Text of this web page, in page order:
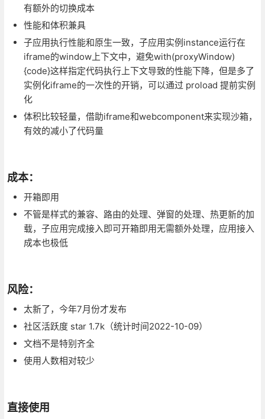
有额外的切换成本
性能和体积兼具
子应用执行性能和原生一致，子应用实例instance运行在
iframe的window上下文中，避免with(proxyWindow)
{code}这样指定代码执行上下文导致的性能下降，但是多了
实例化iframe的一次性的开销，可以通过 proload 提前实例
化
体积比较轻量，借助iframe和webcomponent来实现沙箱，
有效的减小了代码量
成本：
开箱即用
不管是样式的兼容、路由的处理、弹窗的处理、热更新的加
载，子应用完成接入即可开箱即用无需额外处理，应用接入
成本也极低
风险：
太新了，今年7月份才发布
社区活跃度 star 1.7k（统计时间2022-10-09）
文档不是特别齐全
使用人数相对较少
直接使用